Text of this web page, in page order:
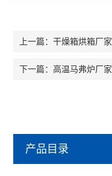
上一篇：干燥箱烘箱厂家
下一篇： 高温马弗炉厂家
产品目录